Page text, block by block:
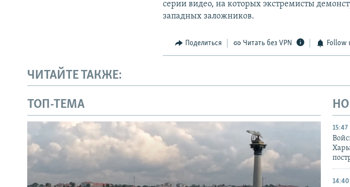
серии видео, на которых экстремисты
западных заложников.
Поделиться Читать без VPN Follow
ЧИТАЙТЕ ТАКЖЕ:
ТОП-ТЕМА
15:47
14:40